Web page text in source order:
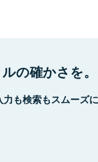
の確かさを。
も検索もスムーズ